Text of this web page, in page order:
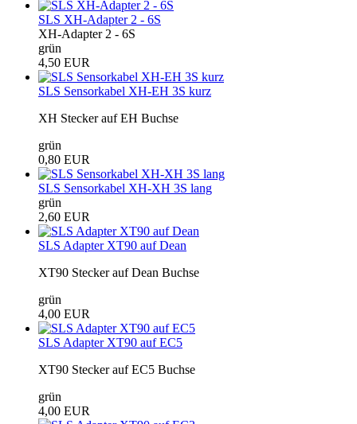
SLS XH-Adapter 2 - 6S
XH-Adapter 2 - 6S
grün
4,50 EUR
SLS Sensorkabel XH-EH 3S kurz
XH Stecker auf EH Buchse
grün
0,80 EUR
SLS Sensorkabel XH-XH 3S lang
grün
2,60 EUR
SLS Adapter XT90 auf Dean
XT90 Stecker auf Dean Buchse
grün
4,00 EUR
SLS Adapter XT90 auf EC5
XT90 Stecker auf EC5 Buchse
grün
4,00 EUR